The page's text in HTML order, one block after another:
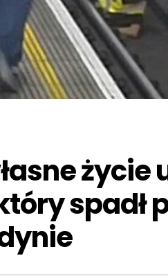
życie
spadł